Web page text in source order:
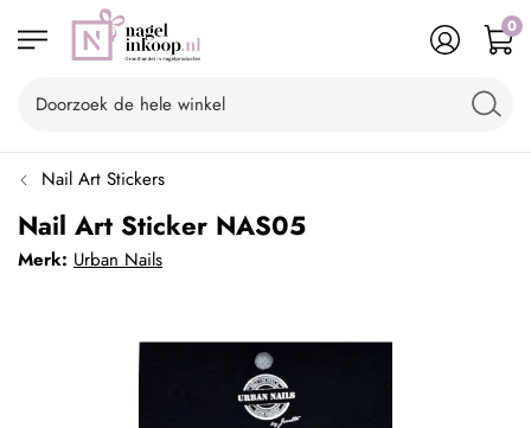
0
Nail Art Stickers
Nail Art Sticker NAS05
Merk: Urban Nails